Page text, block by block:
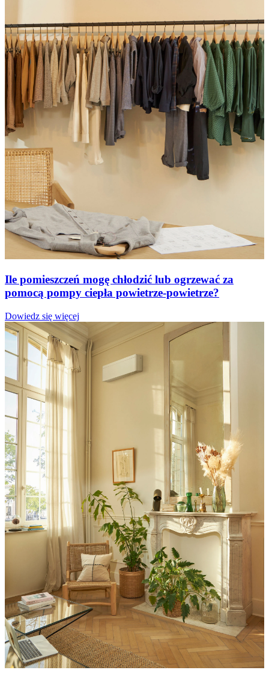
Ile pomieszczeń mogę chłodzić lub ogrzewać za
pomocą pompy ciepła powietrze-powietrze?
Dowiedz się więcej